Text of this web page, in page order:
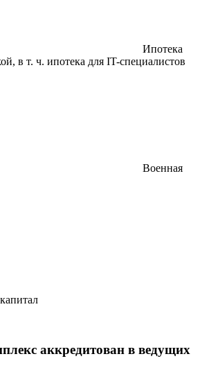
Ипотека
в т. ч. ипотека для IT-специалистов
Военная
аккредитован в ведущих